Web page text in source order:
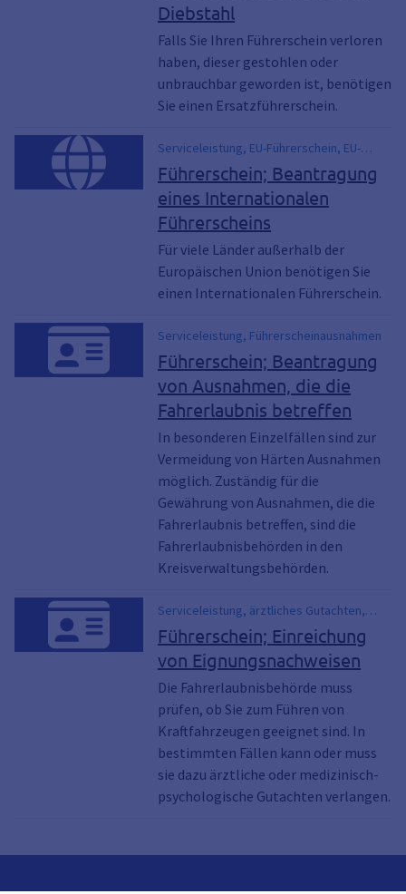
Führerschein verloren,
Führerscheinverlust, Führerschein Verlust,
Führerschein vermisst, Führerschein
verschollen, Führerschein verschwunden,
Führerschein weg, verlorener
Führerschein
Diebstahl
Falls Sie Ihren Führerschein verloren
haben, dieser gestohlen oder
unbrauchbar geworden ist, benötigen
Sie einen Ersatzführerschein.
Serviceleistung, EU-Führerschein, EU-
Kartenführerschein, Führerschein,
Kartenführerschein, EU-Führerschein, EU-
Kartenführerschein, Internationaler
Führerschein, Führerschein im Ausland,
Internationale Führerschein,
Kartenführerschein
Führerschein; Beantragung
eines Internationalen
Führerscheins
Für viele Länder außerhalb der
Europäischen Union benötigen Sie
einen Internationalen Führerschein.
Serviceleistung, Führerscheinausnahmen
Führerschein; Beantragung
von Ausnahmen, die die
Fahrerlaubnis betreffen
In besonderen Einzelfällen sind zur
Vermeidung von Härten Ausnahmen
möglich. Zuständig für die
Gewährung von Ausnahmen, die die
Fahrerlaubnis betreffen, sind die
Fahrerlaubnisbehörden in den
Kreisverwaltungsbehörden.
Serviceleistung, ärztliches Gutachten,
Fahreignungsgutachten,
Fahreignungsnachweis, Idiotentest, MPU-
Test, Fragen MPU, medizinisch-
psychologische Untersuchung (MPU), MPU
Führerschein; Einreichung
von Eignungsnachweisen
Die Fahrerlaubnisbehörde muss
prüfen, ob Sie zum Führen von
Kraftfahrzeugen geeignet sind. In
bestimmten Fällen kann oder muss
sie dazu ärztliche oder medizinisch-
psychologische Gutachten verlangen.